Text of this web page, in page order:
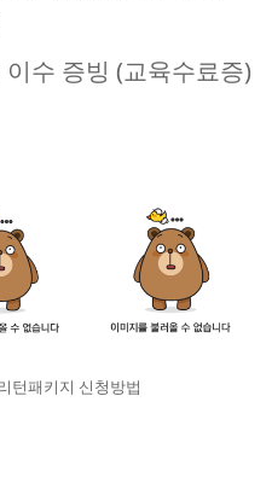
이수 증빙 (교육수료증)
턴패키지 신청방법